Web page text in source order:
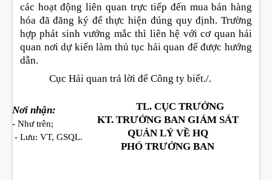
các hoạt động liên quan trực tiếp đến mua bán hàng
hóa đã đăng ký để thực hiện đúng quy định. Trường
hợp phát sinh vướng mắc thì liên hệ với cơ quan hải
quan nơi dự kiến làm thủ tục hải quan để được hướng
dẫn.
Cục Hải quan trả lời để Công ty biết./.
Nơi nhận:
- Như trên;
- Lưu: VT, GSQL.
TL. CỤC TRƯỞNG
KT. TRƯỞNG BAN GIÁM SÁT
QUẢN LÝ VỀ HQ
PHÓ TRƯỞNG BAN